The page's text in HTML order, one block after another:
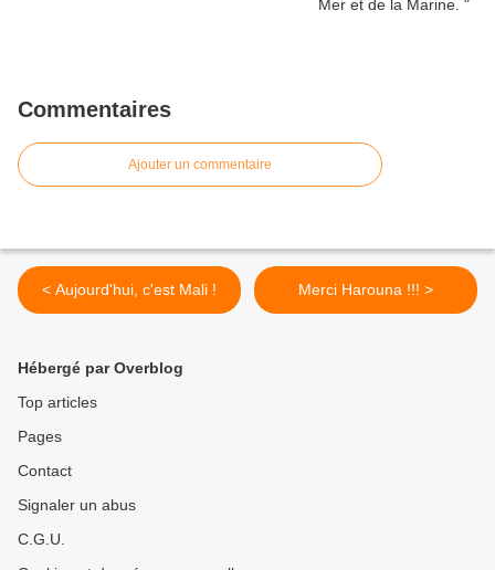
Commentaires
Ajouter un commentaire
< Aujourd'hui, c'est Mali ! Merci Harouna !!! >
Hébergé par Overblog
Top articles
Pages
Contact
Signaler un abus
C.G.U.